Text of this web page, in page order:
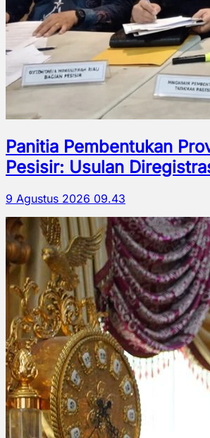
Panitia Pembentukan
Pesisir: Usulan
9 Agustus 2026 09.43